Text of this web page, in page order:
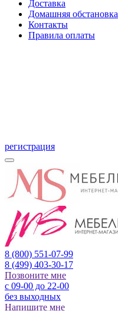
Доставка
Домашняя обстановка
Контакты
Правила оплаты
регистрация
8 (800) 551-07-99
8 (499) 403-30-17
Позвоните мне
с 09-00 до 22-00
без выходных
Напишите мне